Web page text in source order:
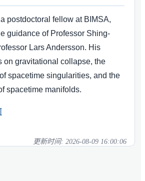
postdoctoral fellow at BIMSA,
guidance of Professor Shing-
Lars Andersson. His
on gravitational collapse, the
spacetime singularities, and the
spacetime manifolds.
更新时间: 2026-08-09 16:00:06